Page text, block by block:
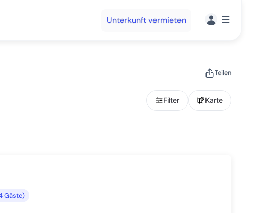
Unterkunft vermieten ☰
Teilen
Filter Karte
Gäste)